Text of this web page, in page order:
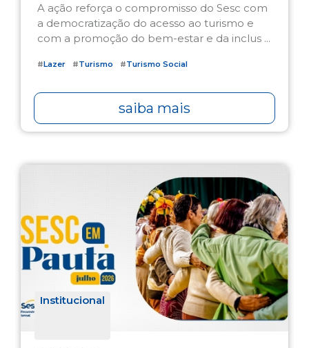
A ação reforça o compromisso do Sesc com
a democratização do acesso ao turismo e
com a promoção do bem-estar e da inclus ...
#Lazer #Turismo #Turismo Social
saiba mais
Institucional